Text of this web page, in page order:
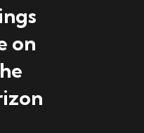
on